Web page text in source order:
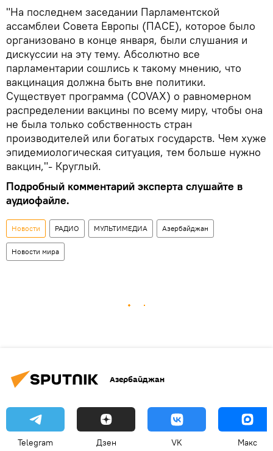
"На последнем заседании Парламентской
ассамблеи Совета Европы (ПАСЕ), которое было
организовано в конце января, были слушания и
дискуссии на эту тему. Абсолютно все
парламентарии сошлись к такому мнению, что
вакцинация должна быть вне политики.
Существует программа (COVAX) о равномерном
распределении вакцины по всему миру, чтобы она
не была только собственность стран
производителей или богатых государств. Чем хуже
эпидемиологическая ситуация, тем больше нужно
вакцин,"- Круглый.
Подробный комментарий эксперта слушайте в
аудиофайле.
Новости РАДИО МУЛЬТИМЕДИА Азербайджан
Новости мира
Азербайджан
Telegram Дзен VK Макс